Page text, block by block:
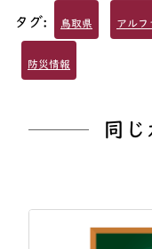
タグ: 鳥取県 アルフ
防災情報
同